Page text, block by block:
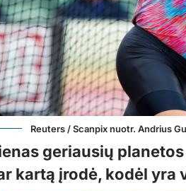
Reuters / Scanpix nuotr. Andrius
geriausių
kartą įrodė, kodėl yra